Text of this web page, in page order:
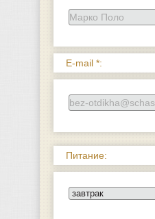
E-mail *:
Питание: